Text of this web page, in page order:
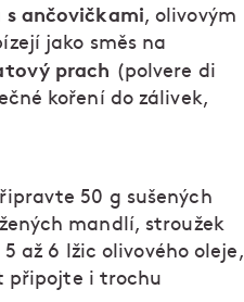
ančovičkami, olivovým
jako směs na
prach (polvere di
koření do zálivek,
50 g sušených
mandlí, stroužek
až 6 lžic olivového oleje,
připojte i trochu